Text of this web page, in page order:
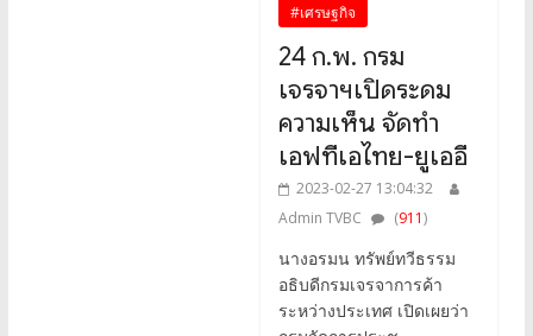
#เศรษฐกิจ
24 ก.พ. กรม
เจรจาฯเปิดระดม
ความเห็น จัดทำ
เอฟทีเอไทย-ยูเออี
2023-02-27 13:04:32
Admin TVBC
(911)
นางอรมน ทรัพย์ทวีธรรม
อธิบดีกรมเจรจาการค้า
ระหว่างประเทศ เปิดเผยว่า